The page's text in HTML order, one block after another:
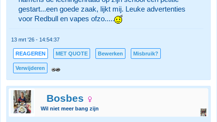
gestart...een goede zaak, lijkt mij. Leuke advertenties
voor Redbull en vapes ofzo.....
13 mrt '26 - 14:54:37
REAGEREN MET QUOTE Bewerken Misbruik?
Verwijderen
Bosbes
Wil niet meer bang zijn